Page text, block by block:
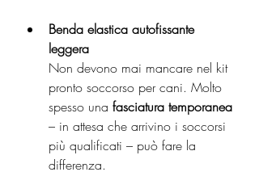
Benda elastica autofissante
leggera
Non devono mai mancare nel kit
pronto soccorso per cani. Molto
spesso una fasciatura temporanea
– in attesa che arrivino i soccorsi
più qualificati – può fare la
differenza.